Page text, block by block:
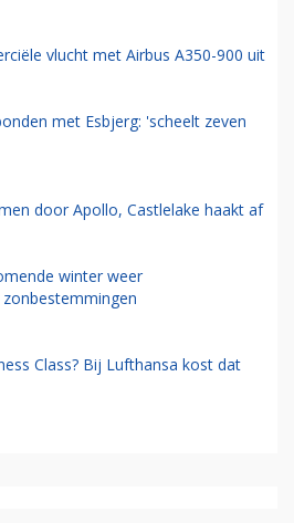
vlucht met Airbus A350-900 uit
met Esbjerg: 'scheelt zeven
door Apollo, Castlelake haakt af
winter weer
Class? Bij Lufthansa kost dat